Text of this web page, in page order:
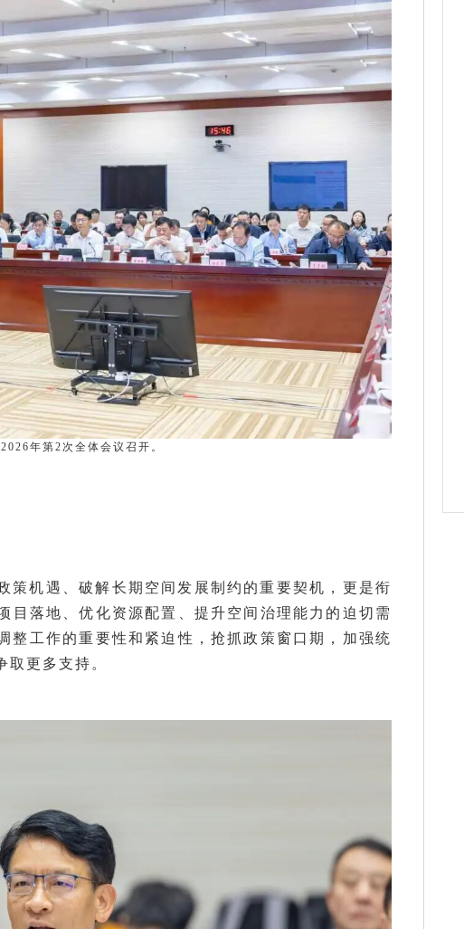
年第2次全体会议召开。
策机遇、破解长期空间发展制约的重要契机，更是衔
目落地、优化资源配置、提升空间治理能力的迫切需
整工作的重要性和紧迫性，抢抓政策窗口期，加强统
更多支持。